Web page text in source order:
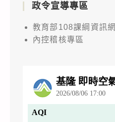
政令宣導專區
教育部108課綱資訊網
內控稽核專區